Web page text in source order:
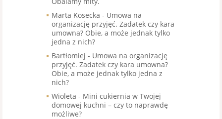
Marta Kosecka - Umowa na
organizację przyjęć. Zadatek czy kara
umowna? Obie, a może jednak tylko
jedna z nich?
Bartłomiej - Umowa na organizację
przyjęć. Zadatek czy kara umowna?
Obie, a może jednak tylko jedna z
nich?
Wioleta - Mini cukiernia w Twojej
domowej kuchni – czy to naprawdę
możliwe?